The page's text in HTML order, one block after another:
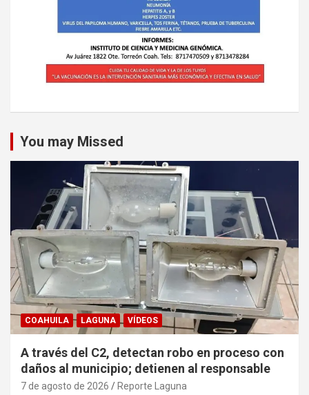
You may Missed
COAHUILA LAGUNA VÍDEOS
A través del C2, detectan robo en proceso con
daños al municipio; detienen al responsable
7 de agosto de 2026 Reporte Laguna